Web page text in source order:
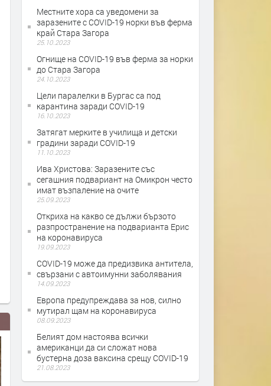
Местните хора са уведомени за
заразените с COVID-19 норки във ферма
край Стара Загора
25.10.2023
Огнище на COVID-19 във ферма за норки
до Стара Загора
24.10.2023
Цели паралелки в Бургас са под
карантина заради COVID-19
16.10.2023
Затягат мерките в училища и детски
градини заради COVID-19
11.10.2023
Ива Христова: Заразените със
сегашния подвариант на Омикрон често
имат възпаление на очите
25.09.2023
Откриха на какво се дължи бързото
разпространение на подварианта Ерис
на коронавируса
19.09.2023
COVID-19 може да предизвика антитела,
свързани с автоимунни заболявания
14.09.2023
Европа предупреждава за нов, силно
мутирал щам на коронавируса
08.09.2023
Белият дом настоява всички
американци да си сложат нова
бустерна доза ваксина срещу COVID-19
21.08.2023